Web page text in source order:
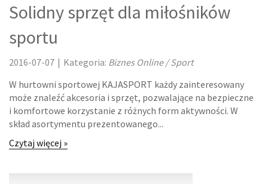
Solidny sprzęt dla miłośników
sportu
2016-07-07 | Kategoria: Biznes Online / Sport
W hurtowni sportowej KAJASPORT każdy zainteresowany
może znaleźć akcesoria i sprzęt, pozwalające na bezpieczne
i komfortowe korzystanie z różnych form aktywności. W
skład asortymentu prezentowanego...
Czytaj więcej »